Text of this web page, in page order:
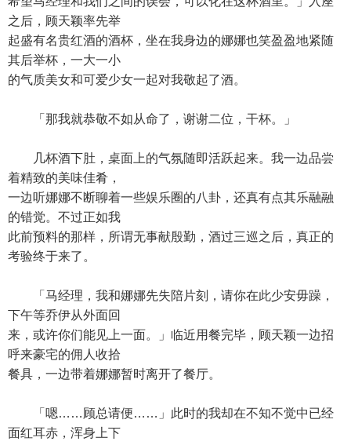
之后，顾天颖率先举
起盛有名贵红酒的酒杯，坐在我身边的娜娜也笑盈盈地紧随
其后举杯，一大一小
的气质美女和可爱少女一起对我敬起了酒。
「那我就恭敬不如从命了，谢谢二位，干杯。」
几杯酒下肚，桌面上的气氛随即活跃起来。我一边品尝
着精致的美味佳肴，
一边听娜娜不断聊着一些娱乐圈的八卦，还真有点其乐融融
的错觉。不过正如我
此前预料的那样，所谓无事献殷勤，酒过三巡之后，真正的
考验终于来了。
「马经理，我和娜娜先失陪片刻，请你在此少安毋躁，
下午等乔伊从外面回
来，或许你们能见上一面。」临近用餐完毕，顾天颖一边招
呼来豪宅的佣人收拾
餐具，一边带着娜娜暂时离开了餐厅。
「嗯……顾总请便……」此时的我却在不知不觉中已经
面红耳赤，浑身上下